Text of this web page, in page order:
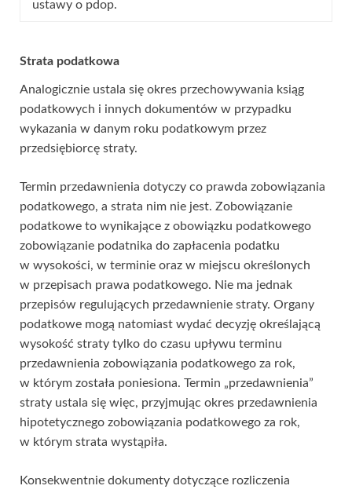
ustawy o pdop.
Strata podatkowa
Analogicznie ustala się okres przechowywania ksiąg
podatkowych i innych dokumentów w przypadku
wykazania w danym roku podatkowym przez
przedsiębiorcę straty.
Termin przedawnienia dotyczy co prawda zobowiązania
podatkowego, a strata nim nie jest. Zobowiązanie
podatkowe to wynikające z obowiązku podatkowego
zobowiązanie podatnika do zapłacenia podatku
w wysokości, w terminie oraz w miejscu określonych
w przepisach prawa podatkowego. Nie ma jednak
przepisów regulujących przedawnienie straty. Organy
podatkowe mogą natomiast wydać decyzję określającą
wysokość straty tylko do czasu upływu terminu
przedawnienia zobowiązania podatkowego za rok,
w którym została poniesiona. Termin „przedawnienia”
straty ustala się więc, przyjmując okres przedawnienia
hipotetycznego zobowiązania podatkowego za rok,
w którym strata wystąpiła.
Konsekwentnie dokumenty dotyczące rozliczenia